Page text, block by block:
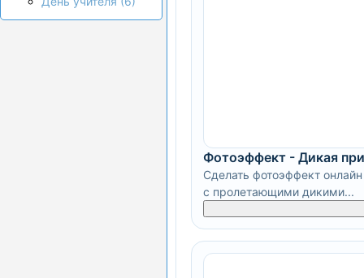
Фотоэффект - Дикая
Сделать фотоэффект
с пролетающими дикими...